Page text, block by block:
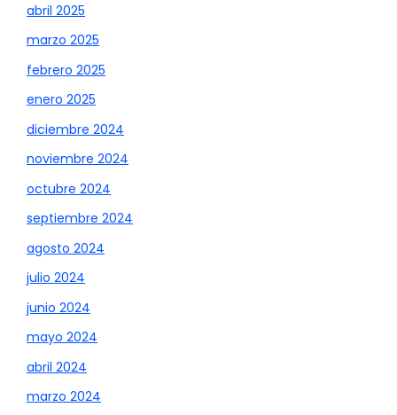
abril 2025
marzo 2025
febrero 2025
enero 2025
diciembre 2024
noviembre 2024
octubre 2024
septiembre 2024
agosto 2024
julio 2024
junio 2024
mayo 2024
abril 2024
marzo 2024